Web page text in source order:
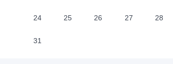
特种陶瓷产品检验检测
24 25 26 27 28
31